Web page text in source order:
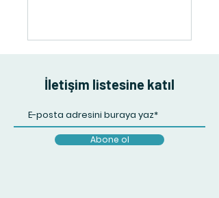
İletişim listesine katıl
Abone ol